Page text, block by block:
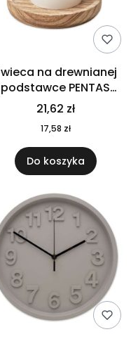
na drewnianej
podstawce PENTAS
MO6282-40
21,62 zł
17,58 zł
Do koszyka